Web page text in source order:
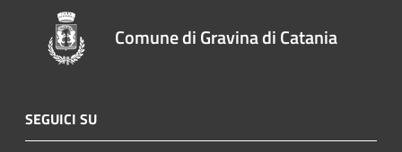
Comune di Gravina di Catania
SEGUICI SU